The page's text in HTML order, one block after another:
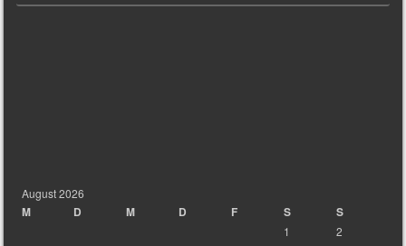
August 2026
M D M D F S S
1
2